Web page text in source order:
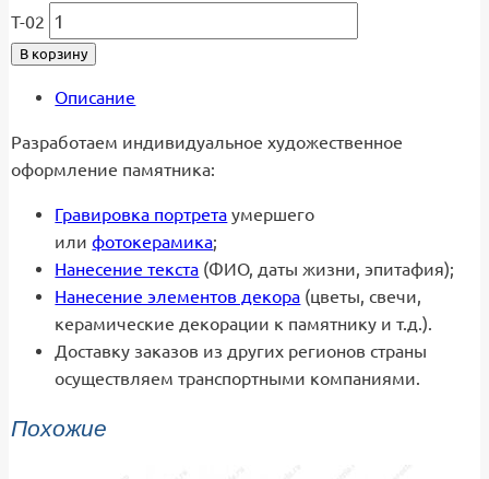
Т-02
В корзину
Описание
Разработаем индивидуальное художественное
оформление памятника:
Гравировка портрета умершего
илифотокерамика;
Нанесение текста (ФИО, даты жизни, эпитафия);
Нанесение элементов декора (цветы, свечи,
керамические декорации к памятнику и т.д.).
Доставку заказов из других регионов страны
осуществляем транспортными компаниями.
Похожие